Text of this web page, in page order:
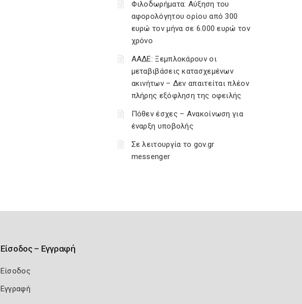
Φιλοδωρήματα: Αύξηση του
αφορολόγητου ορίου από 300
ευρώ τον μήνα σε 6.000 ευρώ τον
χρόνο
ΑΑΔΕ: Ξεμπλοκάρουν οι
μεταβιβάσεις κατασχεμένων
ακινήτων – Δεν απαιτείται πλέον
πλήρης εξόφληση της οφειλής
Πόθεν έσχες – Ανακοίνωση για
έναρξη υποβολής
Σε λειτουργία το gov.gr
messenger
Είσοδος – Εγγραφή
Είσοδος
Εγγραφή